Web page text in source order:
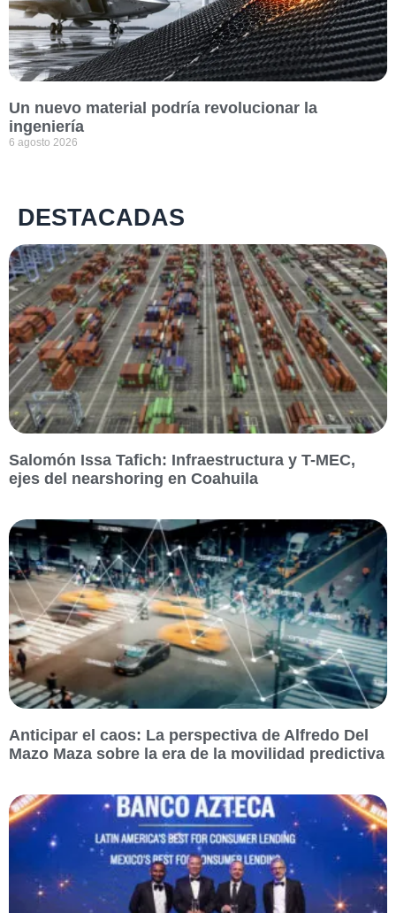
Un nuevo material podría revolucionar la
ingeniería
6 agosto 2026
DESTACADAS
Salomón Issa Tafich: Infraestructura y T-MEC,
ejes del nearshoring en Coahuila
Anticipar el caos: La perspectiva de Alfredo Del
Mazo Maza sobre la era de la movilidad predictiva